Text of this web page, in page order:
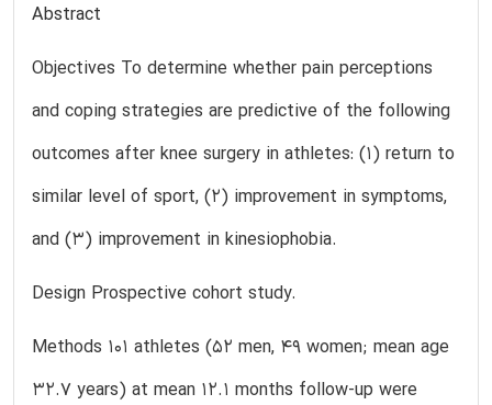
Abstract
Objectives To determine whether pain perceptions
and coping strategies are predictive of the following
outcomes after knee surgery in athletes: (1) return to
similar level of sport, (2) improvement in symptoms,
and (3) improvement in kinesiophobia.
Design Prospective cohort study.
Methods 101 athletes (52 men, 49 women; mean age
32.7 years) at mean 12.1 months follow-up were